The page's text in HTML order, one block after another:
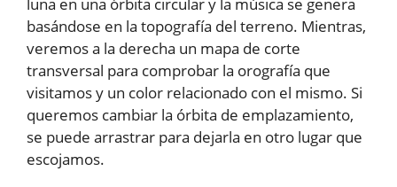
basándose en la topografía del terreno. Mientras,
veremos a la derecha un mapa de corte
transversal para comprobar la orografía que
visitamos y un color relacionado con el mismo. Si
queremos cambiar la órbita de emplazamiento,
se puede arrastrar para dejarla en otro lugar que
escojamos.